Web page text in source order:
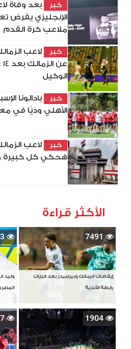
خبر
بعد وفاة
الإنجليزي يفرض
ملاعب كرة القدم
خبر
لاعب
الوكيل
خبر
بادالونا
الأهلي وديًا في
خبر
لاعب
هحكي كل كبيرة
الأكثر قراءة
7491
إيقافات الزمالك وبيراميدز بعد قرارات
رابطة الأندية
وليد
1904